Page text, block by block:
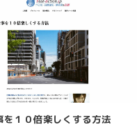
を１０倍楽しくする方法